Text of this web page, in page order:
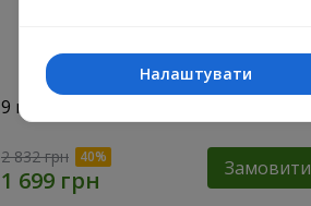
9 гілок фіолетової еустоми
2 832 грн Замовити
Налаштувати